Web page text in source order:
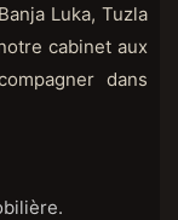
Luka, Tuzla
cabinet aux
dans